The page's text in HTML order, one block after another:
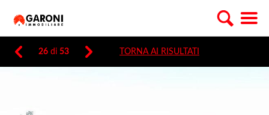
26 di 53 TORNA AI RISULTATI